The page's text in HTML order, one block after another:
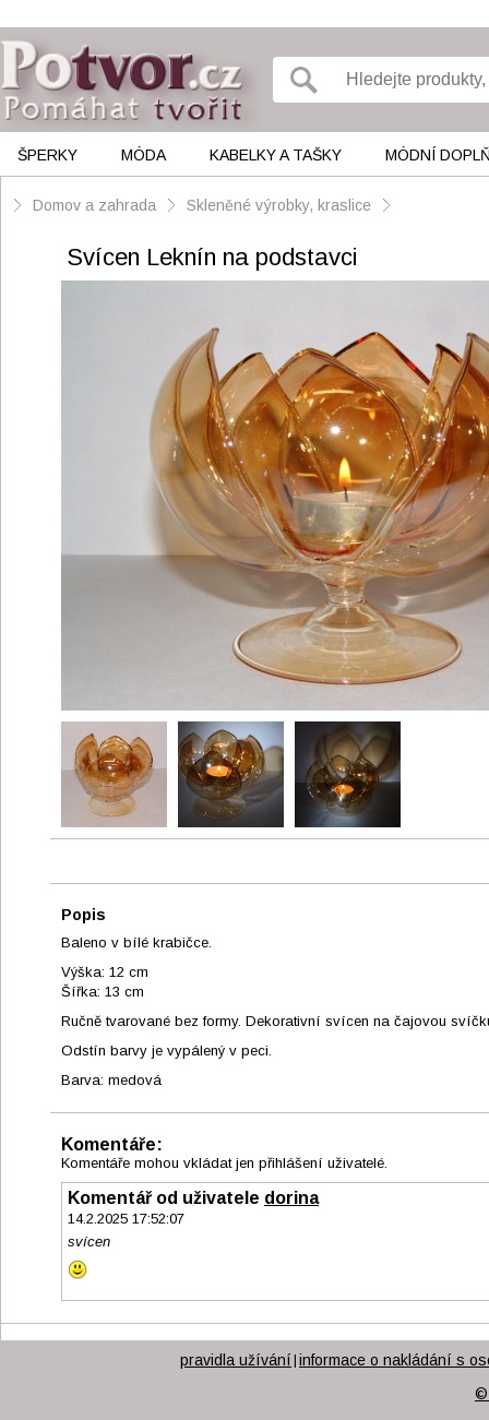
ŠPERKY MÓDA KABELKY A TAŠKY MÓDNÍ
Domov a zahrada Skleněné výrobky, kraslice
Svícen Leknín na podstavci
Popis
Baleno v bílé krabičce.
Výška: 12 cm
Šířka: 13 cm
Ručně tvarované bez formy. Dekorativní svícen na čajovou
Odstín barvy je vypálený v peci.
Barva: medová
Komentáře:
Komentáře mohou vkládat jen přihlášení uživatelé.
Komentář od uživatele dorina
14.2.2025 17:52:07
svícen
pravidla užívání | informace o nakládání s
©